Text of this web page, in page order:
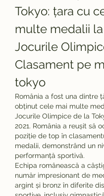
Tokyo: țara cu
multe medalii la
Jocurile
Clasament pe
tokyo
România a fost una dintre
obținut cele mai multe
Jocurile Olimpice de la
2021. România a reușit să
poziție de top în
medalii, demonstrând un
performanță sportivă.
Echipa românească a
număr impresionant de
argint și bronz în diferite